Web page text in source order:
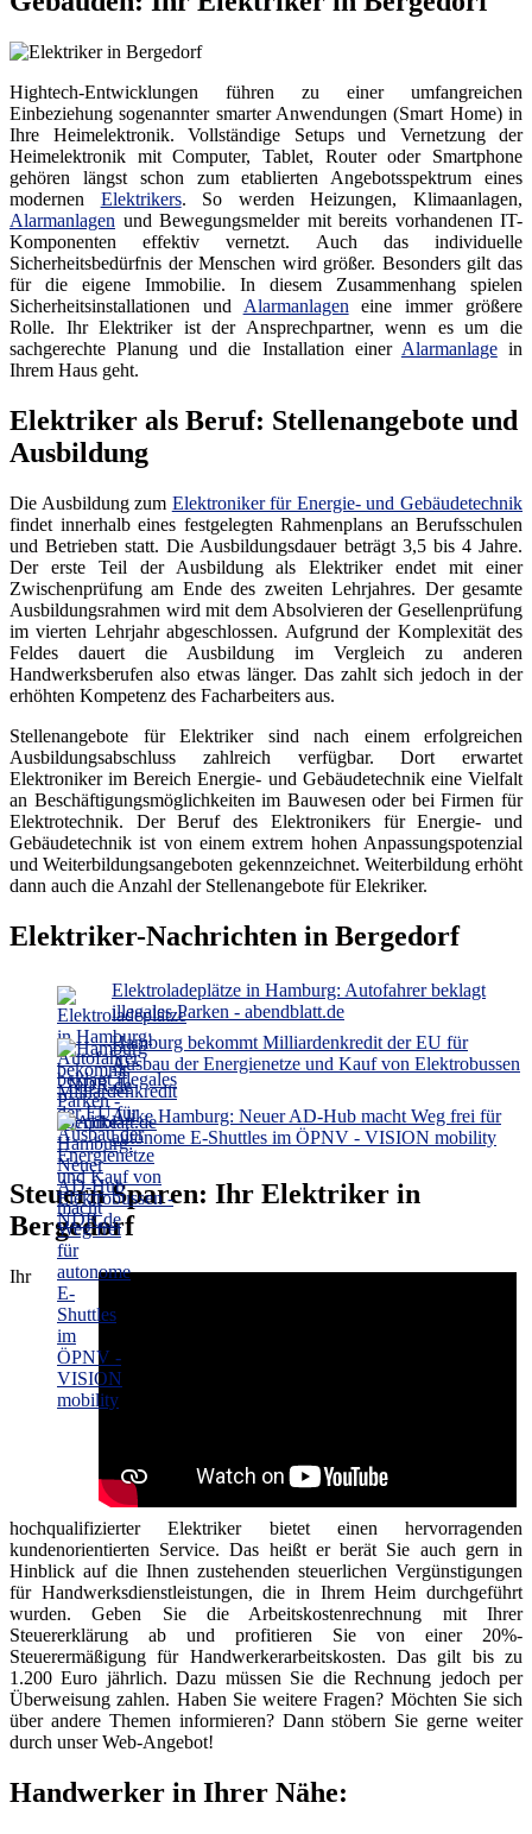
Hightech-Entwicklungen führen zu einer umfangreichen
Einbeziehung sogenannter smarter Anwendungen (Smart Home) in
Ihre Heimelektronik. Vollständige Setups und Vernetzung der
Heimelektronik mit Computer, Tablet, Router oder Smartphone
gehören längst schon zum etablierten Angebotsspektrum eines
modernen Elektrikers. So werden Heizungen, Klimaanlagen,
Alarmanlagen und Bewegungsmelder mit bereits vorhandenen IT-
Komponenten effektiv vernetzt. Auch das individuelle
Sicherheitsbedürfnis der Menschen wird größer. Besonders gilt das
für die eigene Immobilie. In diesem Zusammenhang spielen
Sicherheitsinstallationen und Alarmanlagen eine immer größere
Rolle. Ihr Elektriker ist der Ansprechpartner, wenn es um die
sachgerechte Planung und die Installation einer Alarmanlagein
Ihrem Haus geht.
Elektriker als Beruf: Stellenangebote und
Ausbildung
Die Ausbildung zum Elektroniker für Energie- und Gebäudetechnik
findet innerhalb eines festgelegten Rahmenplans an Berufsschulen
und Betrieben statt. Die Ausbildungsdauer beträgt 3,5 bis 4 Jahre.
Der erste Teil der Ausbildung als Elektriker endet mit einer
Zwischenprüfung am Ende des zweiten Lehrjahres. Der gesamte
Ausbildungsrahmen wird mit dem Absolvieren der Gesellenprüfung
im vierten Lehrjahr abgeschlossen. Aufgrund der Komplexität des
Feldes dauert die Ausbildung im Vergleich zu anderen
Handwerksberufen also etwas länger. Das zahlt sich jedoch in der
erhöhten Kompetenz des Facharbeiters aus.
Stellenangebote für Elektriker sind nach einem erfolgreichen
Ausbildungsabschluss zahlreich verfügbar. Dort erwartet
Elektroniker im Bereich Energie- und Gebäudetechnik eine Vielfalt
an Beschäftigungsmöglichkeiten im Bauwesen oder bei Firmen für
Elektrotechnik. Der Beruf des Elektronikers für Energie- und
Gebäudetechnik ist von einem extrem hohen Anpassungspotenzial
und Weiterbildungsangeboten gekennzeichnet. Weiterbildung erhöht
dann auch die Anzahl der Stellenangebote für Elekriker.
Elektriker-Nachrichten in Bergedorf
Elektroladeplätze in Hamburg: Autofahrer beklagt
illegales Parken - abendblatt.de
Hamburg bekommt Milliardenkredit der EU für
Ausbau der Energienetze und Kauf von Elektrobussen
- NDR.de
Alike Hamburg: Neuer AD-Hub macht Weg frei für
autonome E-Shuttles im ÖPNV - VISION mobility
Steuern Sparen: Ihr Elektriker in
Bergedorf
Ihr
hochqualifizierter Elektriker bietet einen hervorragenden
kundenorientierten Service. Das heißt er berät Sie auch gern in
Hinblick auf die Ihnen zustehenden steuerlichen Vergünstigungen
für Handwerksdienstleistungen, die in Ihrem Heim durchgeführt
wurden. Geben Sie die Arbeitskostenrechnung mit Ihrer
Steuererklärung ab und profitieren Sie von einer 20%-
Steuerermäßigung für Handwerkerarbeitskosten. Das gilt bis zu
1.200 Euro jährlich. Dazu müssen Sie die Rechnung jedoch per
Überweisung zahlen. Haben Sie weitere Fragen? Möchten Sie sich
über andere Themen informieren? Dann stöbern Sie gerne weiter
durch unser Web-Angebot!
Handwerker in Ihrer Nähe: